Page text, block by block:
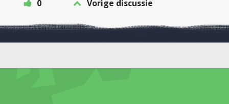
0 Vorige discussie